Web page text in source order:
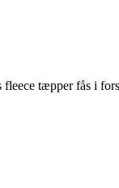
tæpper fås i